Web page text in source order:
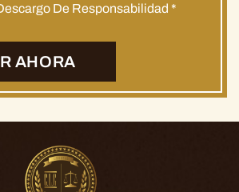
De Responsabilidad *